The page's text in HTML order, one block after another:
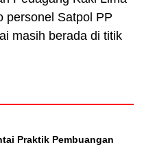
personel Satpol PP
masih berada di titik
Praktik Pembuangan